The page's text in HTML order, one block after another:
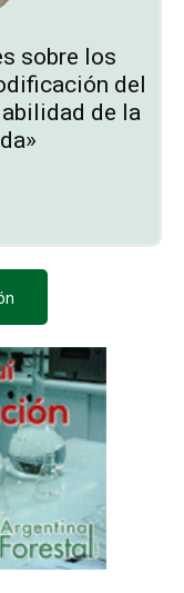
sobre los
del
de la